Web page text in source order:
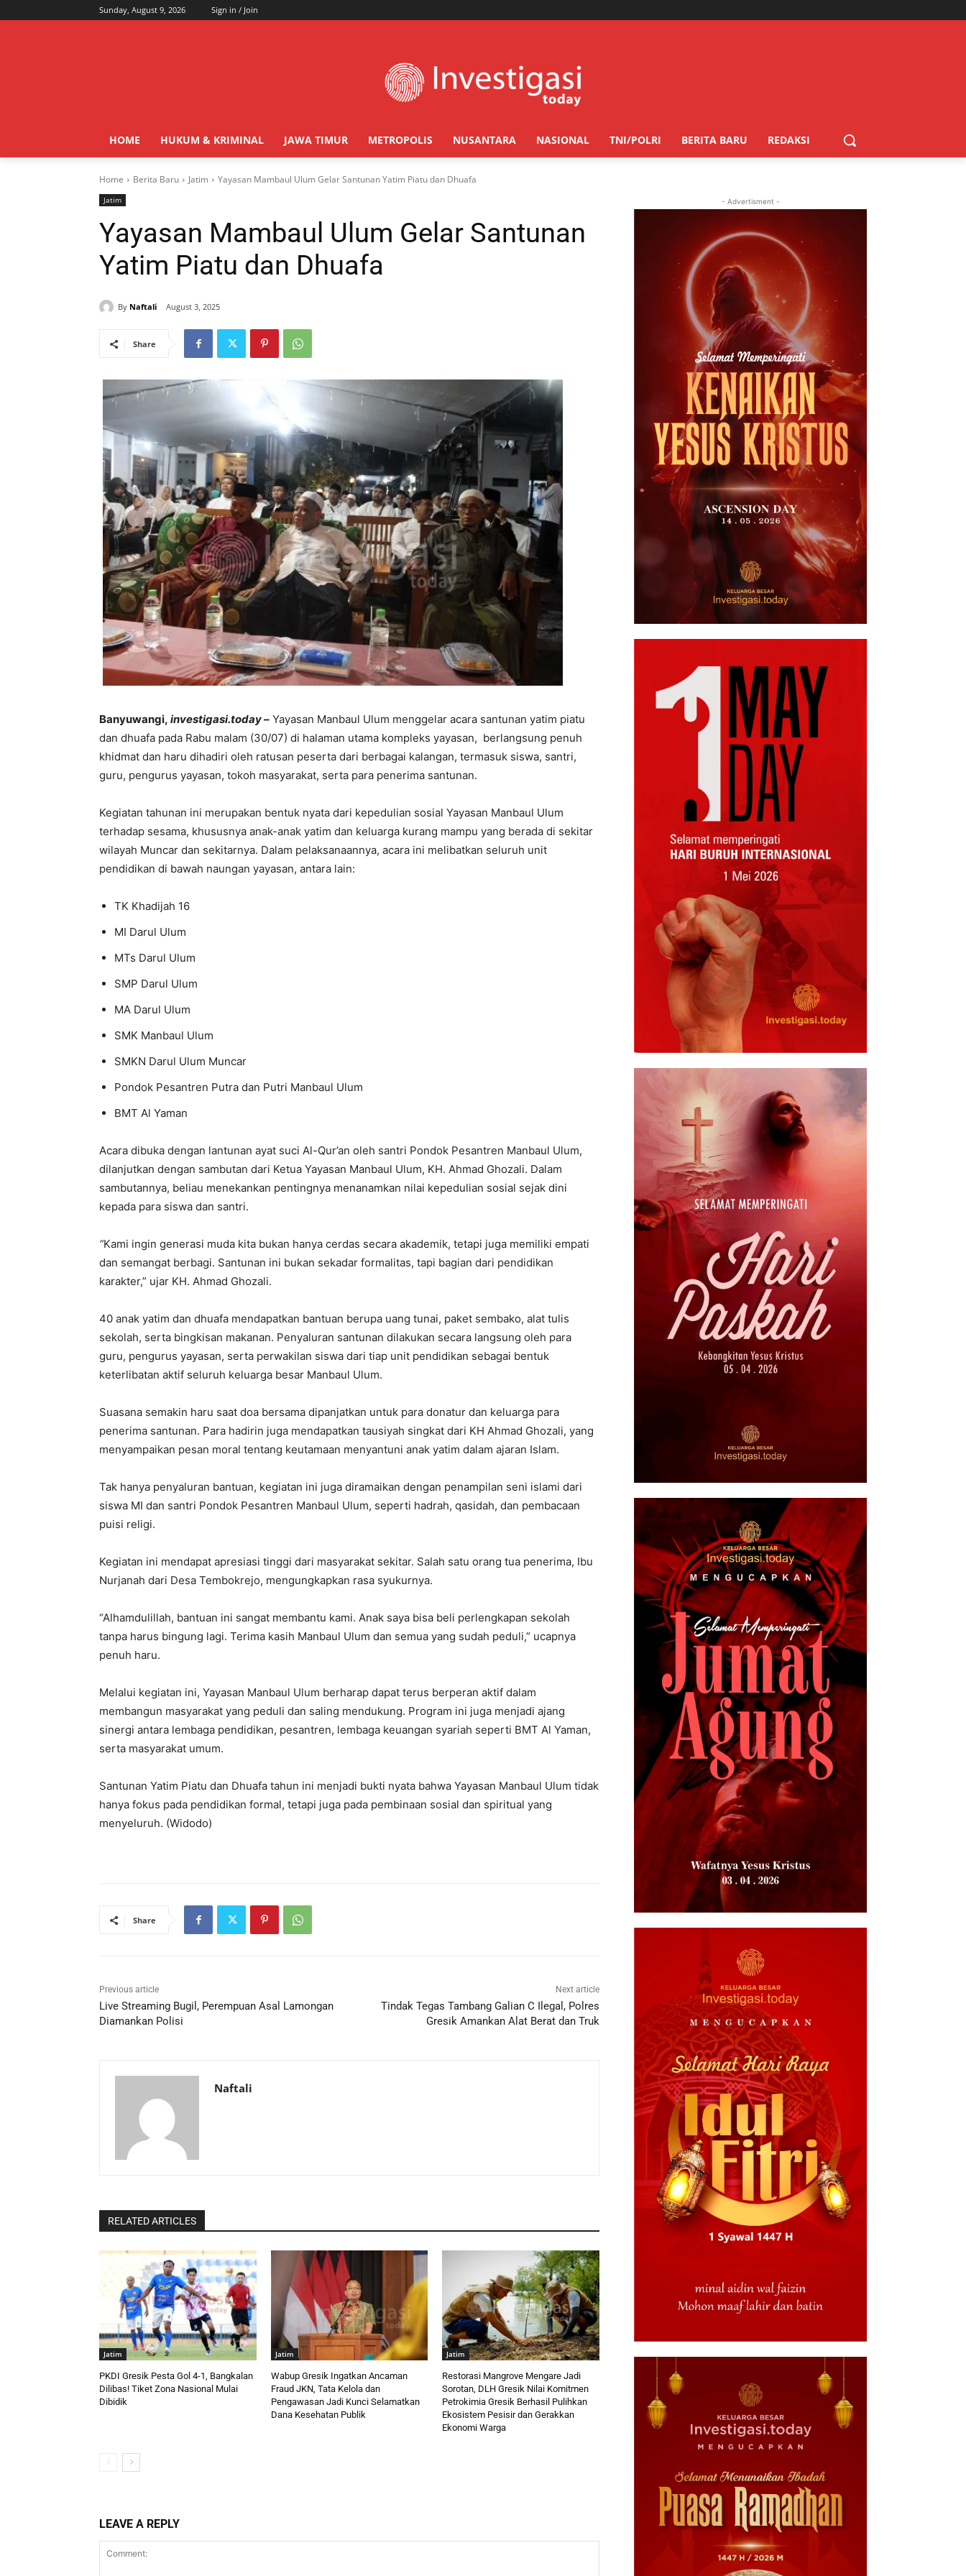
Sunday, August 9, 2026 Sign in / Join
HOME HUKUM & KRIMINAL JAWA TIMUR METROPOLIS NUSANTARA NASIONAL TNI/POLRI BERITA BARU REDAKSI
Home Berita Baru Jatim Yayasan Mambaul Ulum Gelar Santunan Yatim Piatu dan Dhuafa
Jatim
Yayasan Mambaul Ulum Gelar Santunan
Yatim Piatu dan Dhuafa
By Naftali August 3, 2025
Share
Banyuwangi, investigasi.today – Yayasan Manbaul Ulum menggelar acara santunan yatim piatu
dan dhuafa pada Rabu malam (30/07) di halaman utama kompleks yayasan, berlangsung penuh
khidmat dan haru dihadiri oleh ratusan peserta dari berbagai kalangan, termasuk siswa, santri,
guru, pengurus yayasan, tokoh masyarakat, serta para penerima santunan.
Kegiatan tahunan ini merupakan bentuk nyata dari kepedulian sosial Yayasan Manbaul Ulum
terhadap sesama, khususnya anak-anak yatim dan keluarga kurang mampu yang berada di sekitar
wilayah Muncar dan sekitarnya. Dalam pelaksanaannya, acara ini melibatkan seluruh unit
pendidikan di bawah naungan yayasan, antara lain:
TK Khadijah 16
MI Darul Ulum
MTs Darul Ulum
SMP Darul Ulum
MA Darul Ulum
SMK Manbaul Ulum
SMKN Darul Ulum Muncar
Pondok Pesantren Putra dan Putri Manbaul Ulum
BMT Al Yaman
Acara dibuka dengan lantunan ayat suci Al-Qur’an oleh santri Pondok Pesantren Manbaul Ulum,
dilanjutkan dengan sambutan dari Ketua Yayasan Manbaul Ulum, KH. Ahmad Ghozali. Dalam
sambutannya, beliau menekankan pentingnya menanamkan nilai kepedulian sosial sejak dini
kepada para siswa dan santri.
“Kami ingin generasi muda kita bukan hanya cerdas secara akademik, tetapi juga memiliki empati
dan semangat berbagi. Santunan ini bukan sekadar formalitas, tapi bagian dari pendidikan
karakter,” ujar KH. Ahmad Ghozali.
40 anak yatim dan dhuafa mendapatkan bantuan berupa uang tunai, paket sembako, alat tulis
sekolah, serta bingkisan makanan. Penyaluran santunan dilakukan secara langsung oleh para
guru, pengurus yayasan, serta perwakilan siswa dari tiap unit pendidikan sebagai bentuk
keterlibatan aktif seluruh keluarga besar Manbaul Ulum.
Suasana semakin haru saat doa bersama dipanjatkan untuk para donatur dan keluarga para
penerima santunan. Para hadirin juga mendapatkan tausiyah singkat dari KH Ahmad Ghozali, yang
menyampaikan pesan moral tentang keutamaan menyantuni anak yatim dalam ajaran Islam.
Tak hanya penyaluran bantuan, kegiatan ini juga diramaikan dengan penampilan seni islami dari
siswa MI dan santri Pondok Pesantren Manbaul Ulum, seperti hadrah, qasidah, dan pembacaan
puisi religi.
Kegiatan ini mendapat apresiasi tinggi dari masyarakat sekitar. Salah satu orang tua penerima, Ibu
Nurjanah dari Desa Tembokrejo, mengungkapkan rasa syukurnya.
“Alhamdulillah, bantuan ini sangat membantu kami. Anak saya bisa beli perlengkapan sekolah
tanpa harus bingung lagi. Terima kasih Manbaul Ulum dan semua yang sudah peduli,” ucapnya
penuh haru.
Melalui kegiatan ini, Yayasan Manbaul Ulum berharap dapat terus berperan aktif dalam
membangun masyarakat yang peduli dan saling mendukung. Program ini juga menjadi ajang
sinergi antara lembaga pendidikan, pesantren, lembaga keuangan syariah seperti BMT Al Yaman,
serta masyarakat umum.
Santunan Yatim Piatu dan Dhuafa tahun ini menjadi bukti nyata bahwa Yayasan Manbaul Ulum tidak
hanya fokus pada pendidikan formal, tetapi juga pada pembinaan sosial dan spiritual yang
menyeluruh. (Widodo)
Share
Previous article
Live Streaming Bugil, Perempuan Asal Lamongan
Diamankan Polisi
Next article
Tindak Tegas Tambang Galian C Ilegal, Polres
Gresik Amankan Alat Berat dan Truk
Naftali
RELATED ARTICLES
Jatim
PKDI Gresik Pesta Gol 4-1, Bangkalan
Dilibas! Tiket Zona Nasional Mulai
Dibidik
Jatim
Wabup Gresik Ingatkan Ancaman
Fraud JKN, Tata Kelola dan
Pengawasan Jadi Kunci Selamatkan
Dana Kesehatan Publik
Jatim
Restorasi Mangrove Mengare Jadi
Sorotan, DLH Gresik Nilai Komitmen
Petrokimia Gresik Berhasil Pulihkan
Ekosistem Pesisir dan Gerakkan
Ekonomi Warga
LEAVE A REPLY
- Advertisment -